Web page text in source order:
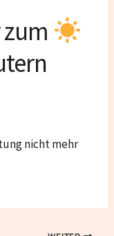
zum
nicht mehr